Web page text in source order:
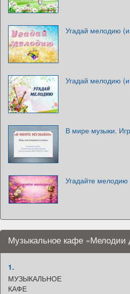
Угадай мелодию
Угадай мелодию
В мире музыки.
Угадайте мелодию
Музыкальное кафе «Мелодии
1.
МУЗЫКАЛЬНОЕ
КАФЕ